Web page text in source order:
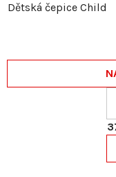
Dětská čepice Child